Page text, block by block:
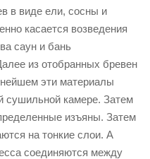
в виде ели, сосны и
касается возведения
саун и бань
из отобранных бревен
эти материалы
сушильной камере. Затем
изъяны. Затем
на тонкие слои. А
соединяются между